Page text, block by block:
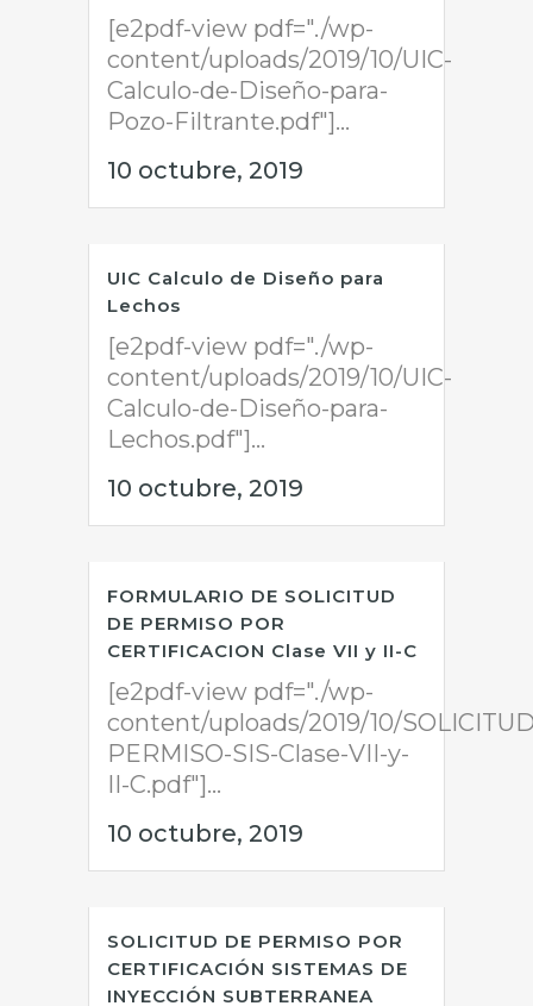
[e2pdf-view pdf="./wp-
content/uploads/2019/10/UIC-
Calculo-de-Diseño-para-
Pozo-Filtrante.pdf"]...
10 octubre, 2019
UIC Calculo de Diseño para
Lechos
[e2pdf-view pdf="./wp-
content/uploads/2019/10/UIC-
Calculo-de-Diseño-para-
Lechos.pdf"]...
10 octubre, 2019
FORMULARIO DE SOLICITUD
DE PERMISO POR
CERTIFICACION Clase VII y II-C
[e2pdf-view pdf="./wp-
content/uploads/2019/10/
PERMISO-SIS-Clase-VII-y-
II-C.pdf"]...
10 octubre, 2019
SOLICITUD DE PERMISO POR
CERTIFICACIÓN SISTEMAS DE
INYECCIÓN SUBTERRANEA